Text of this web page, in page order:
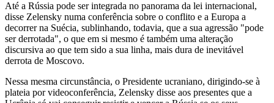
Até a Rússia pode ser integrada no panorama da lei internacional,
disse Zelensky numa conferência sobre o conflito e a Europa a
decorrer na Suécia, sublinhando, todavia, que a sua agressão "pode
ser derrotada", o que em si mesmo é também uma alteração
discursiva ao que tem sido a sua linha, mais dura de inevitável
derrota de Moscovo.
Nessa mesma circunstância, o Presidente ucraniano, dirigindo-se à
plateia por videoconferência, Zelensky disse aos presentes que a